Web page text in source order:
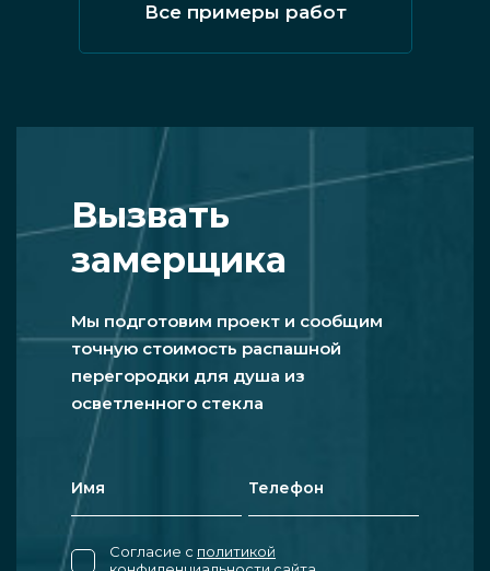
Все примеры работ
Вызвать
замерщика
Мы подготовим проект и сообщим
точную стоимость распашной
перегородки для душа из
осветленного стекла
Согласие с политикой